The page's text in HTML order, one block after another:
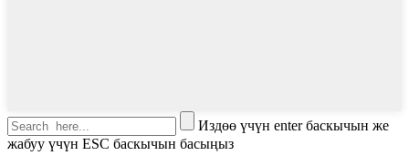
Издөө үчүн enter баскычын же
жабуу үчүн ESC баскычын басыңыз